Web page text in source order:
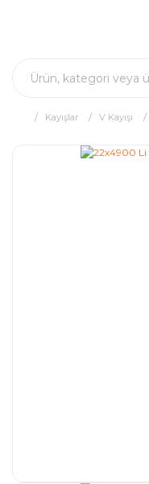
Kayışlar V Kayışı